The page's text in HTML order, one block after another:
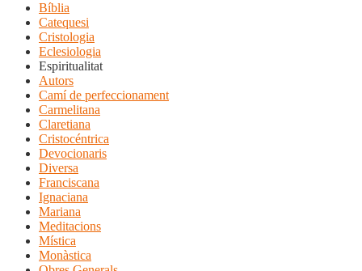
Bíblia
Catequesi
Cristologia
Eclesiologia
Espiritualitat
Autors
Camí de perfeccionament
Carmelitana
Claretiana
Cristocéntrica
Devocionaris
Diversa
Franciscana
Ignaciana
Mariana
Meditacions
Mística
Monàstica